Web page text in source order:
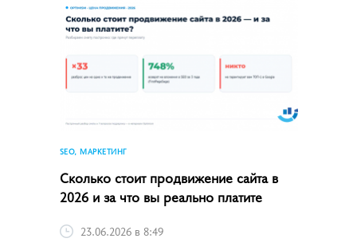
SEO, МАРКЕТИНГ
Сколько стоит продвижение сайта в
2026 и за что вы реально платите
23.06.2026 в 8:49